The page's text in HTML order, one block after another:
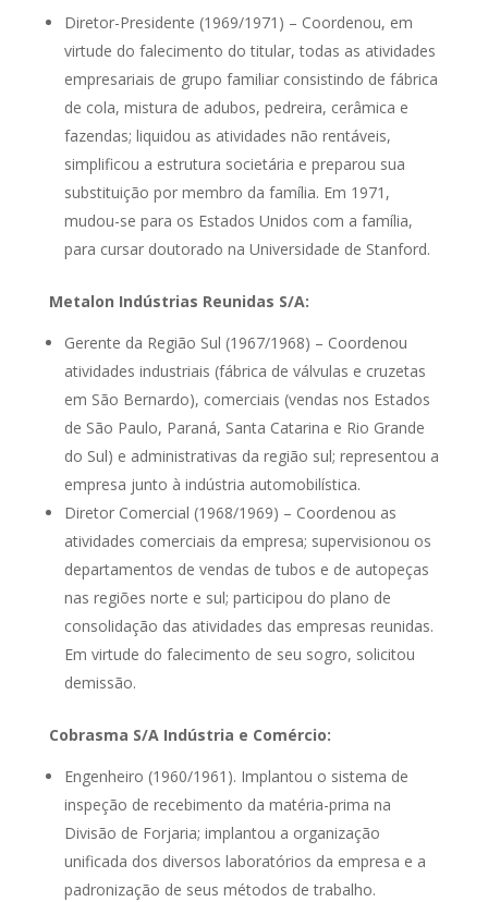
Diretor-Presidente (1969/1971) – Coordenou, em
virtude do falecimento do titular, todas as atividades
empresariais de grupo familiar consistindo de fábrica
de cola, mistura de adubos, pedreira, cerâmica e
fazendas; liquidou as atividades não rentáveis,
simplificou a estrutura societária e preparou sua
substituição por membro da família. Em 1971,
mudou-se para os Estados Unidos com a família,
para cursar doutorado na Universidade de Stanford.
Metalon Indústrias Reunidas S/A:
Gerente da Região Sul (1967/1968) – Coordenou
atividades industriais (fábrica de válvulas e cruzetas
em São Bernardo), comerciais (vendas nos Estados
de São Paulo, Paraná, Santa Catarina e Rio Grande
do Sul) e administrativas da região sul; representou a
empresa junto à indústria automobilística.
Diretor Comercial (1968/1969) – Coordenou as
atividades comerciais da empresa; supervisionou os
departamentos de vendas de tubos e de autopeças
nas regiões norte e sul; participou do plano de
consolidação das atividades das empresas reunidas.
Em virtude do falecimento de seu sogro, solicitou
demissão.
Cobrasma S/A Indústria e Comércio:
Engenheiro (1960/1961). Implantou o sistema de
inspeção de recebimento da matéria-prima na
Divisão de Forjaria; implantou a organização
unificada dos diversos laboratórios da empresa e a
padronização de seus métodos de trabalho.